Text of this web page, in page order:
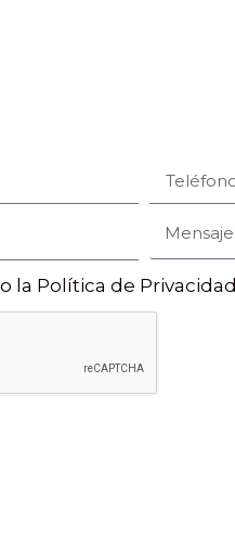
la Política de Privacidad